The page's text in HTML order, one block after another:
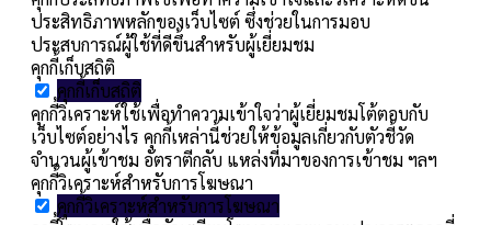
ประสิทธิภาพหลักของเว็บไซต์ ซึ่งช่วยในการมอบ
ประสบการณ์ผู้ใช้ที่ดีขึ้นสำหรับผู้เยี่ยมชม
คุกกี้เก็บสถิติ
คุกกี้เก็บสถิติ
คุกกี้วิเคราะห์ใช้เพื่อทำความเข้าใจว่าผู้เยี่ยมชมโต้ตอบกับ
เว็บไซต์อย่างไร คุกกี้เหล่านี้ช่วยให้ข้อมูลเกี่ยวกับตัวชี้วัด
จำนวนผู้เข้าชม อัตราตีกลับ แหล่งที่มาของการเข้าชม ฯลฯ
คุกกี้วิเคราะห์สำหรับการโฆษณา
คุกกี้วิเคราะห์สำหรับการโฆษณา